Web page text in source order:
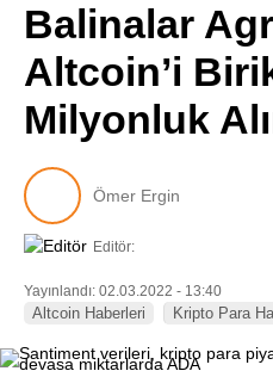
Balinalar
Altcoin’i
Milyonluk
Ömer Ergin
Editör:
Yayınlandı: 02.03.2022 - 13:40
Altcoin Haberleri Kripto Para